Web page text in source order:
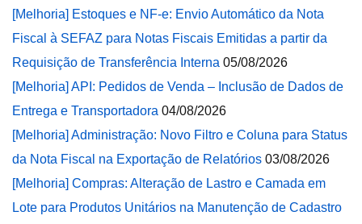
[Melhoria] Estoques e NF-e: Envio Automático da Nota
Fiscal à SEFAZ para Notas Fiscais Emitidas a partir da
Requisição de Transferência Interna 05/08/2026
[Melhoria] API: Pedidos de Venda – Inclusão de Dados de
Entrega e Transportadora 04/08/2026
[Melhoria] Administração: Novo Filtro e Coluna para Status
da Nota Fiscal na Exportação de Relatórios 03/08/2026
[Melhoria] Compras: Alteração de Lastro e Camada em
Lote para Produtos Unitários na Manutenção de Cadastro